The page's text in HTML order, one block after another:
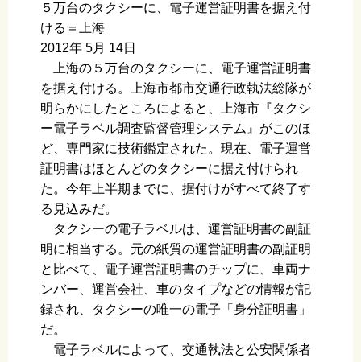
５万台のタクシーに、電子運営証明書を据え付
ける＝上海
2012年 5月 14日
上海の５万台のタクシーに、電子運営証明書
を据え付ける。上海市都市交通行政執法総隊が
明らかにしたところによると、上海市『タクシ
ー電子ラベル調査監督管理システム』がこのほ
ど、専門家に技術鑑定された。現在、電子運営
証明書はほとんどのタクシーに据え付けられ
た。今年上半期までに、据付けがすべて終了す
る見込みだ。
タクシーの電子ラベルは、運営証明書の副証
明に相当する。元の紙質の運営証明書の副証明
と比べて、電子運営証明書のチップに、車両ナ
ンバー、運営会社、車のタイプなどの情報が記
録され、タクシーの唯一の電子「身分証明書」
だ。
電子ラベルによって、交通執法と公安関係者